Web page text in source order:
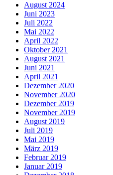
August 2024
Juni 2023
Juli 2022
Mai 2022
April 2022
Oktober 2021
August 2021
Juni 2021
April 2021
Dezember 2020
November 2020
Dezember 2019
November 2019
August 2019
Juli 2019
Mai 2019
März 2019
Februar 2019
Januar 2019